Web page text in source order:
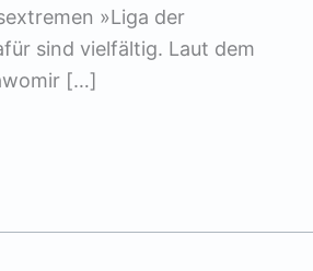
»Liga der
sind vielfältig. Laut dem
[…]